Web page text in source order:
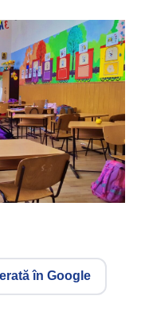
în Google